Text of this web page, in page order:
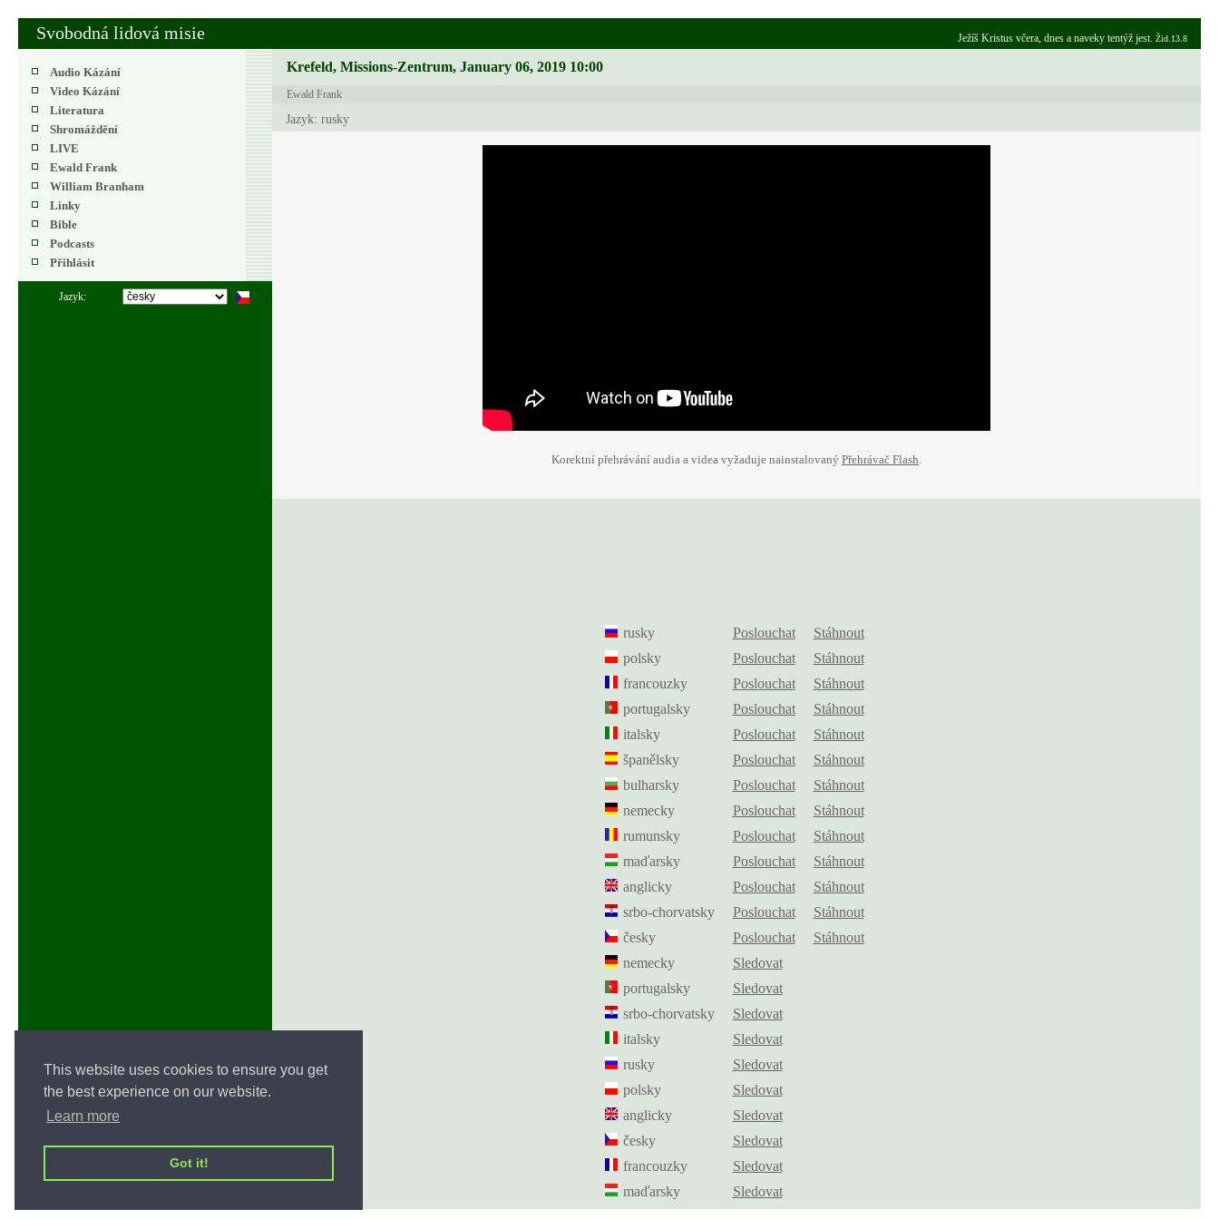
This website uses cookies to ensure you get
the best experience on our website.
Learn more
Got it!
Svobodná lidová misie Ježíš Kristus včera, dnes a naveky tentýž jest. Žid.13.8
Audio Kázání
Video Kázání
Literatura
Shromáždění
LIVE
Ewald Frank
William Branham
Linky
Bible
Podcasts
Přihlásit
Jazyk:
Krefeld, Missions-Zentrum, January 06, 2019 10:00
Ewald Frank
Jazyk: rusky
Korektní přehrávání audia a videa vyžaduje nainstalovaný Přehrávač Flash.
rusky Poslouchat
Stáhnout
polsky
Poslouchat
Stáhnout
francouzky
Poslouchat
Stáhnout
portugalsky
Poslouchat
Stáhnout
italsky
Poslouchat
Stáhnout
španělsky
Poslouchat
Stáhnout
bulharsky
Poslouchat
Stáhnout
nemecky
Poslouchat
Stáhnout
rumunsky
Poslouchat
Stáhnout
maďarsky
Poslouchat
Stáhnout
anglicky
Poslouchat
Stáhnout
srbo-chorvatsky
Poslouchat
Stáhnout
česky
Poslouchat
Stáhnout
nemecky
Sledovat
portugalsky
Sledovat
srbo-chorvatsky
Sledovat
italsky
Sledovat
rusky
Sledovat
polsky
Sledovat
anglicky
Sledovat
česky
Sledovat
francouzky
Sledovat
maďarsky
Sledovat